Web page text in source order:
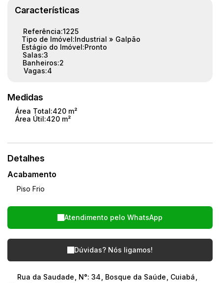
Trabalhadores, em uma região de fácil acesso e
O imóvel conta com estrutura completa para atender
diversos segmentos, sendo ideal para:
✔ Comércio
✔ Depósito
✔ Indústria
✔ Oficina
✔ Empresas de logística
Entre em contato e agende uma visita. Seu negócio
estrutura necessária para crescer!
Características
Referência:1225
Tipo de Imóvel:Industrial » Galpão
Estágio do Imóvel:Pronto
Salas:3
Banheiros:2
Vagas:4
Medidas
Área Total:420 m²
Área Útil:420 m²
Detalhes
Acabamento
Piso Frio
Atendimento pelo WhatsApp
Dúvidas? Nós ligamos!
Rua da Saudade N°: 34 Bosque da Saúde Cuiabá